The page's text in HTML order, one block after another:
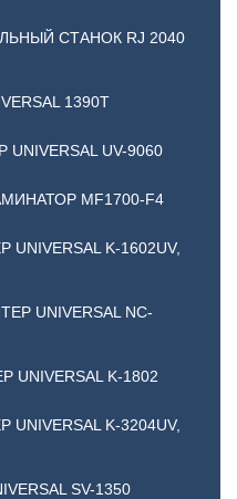
СТАНОК RJ 2040
1390T
UV-9060
MF1700-F4
K-1602UV,
UNIVERSAL NC-
K-1802
K-3204UV,
SV-1350